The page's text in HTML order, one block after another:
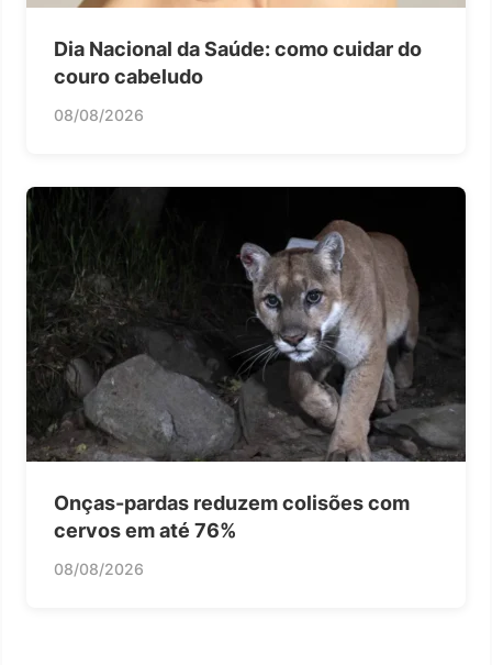
Dia Nacional da Saúde: como cuidar do
couro cabeludo
08/08/2026
Onças-pardas reduzem colisões com
cervos em até 76%
08/08/2026